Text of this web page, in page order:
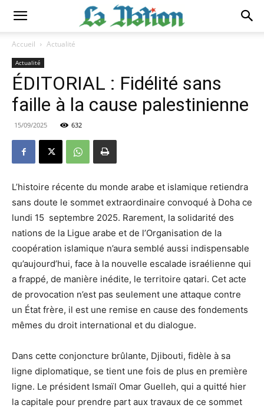
Accueil Actualité
Actualité
ÉDITORIAL : Fidélité sans
faille à la cause palestinienne
15/09/2025 632
L’histoire récente du monde arabe et islamique retiendra
sans doute le sommet extraordinaire convoqué à Doha ce
lundi 15 septembre 2025. Rarement, la solidarité des
nations de la Ligue arabe et de l’Organisation de la
coopération islamique n’aura semblé aussi indispensable
qu’aujourd’hui, face à la nouvelle escalade israélienne qui
a frappé, de manière inédite, le territoire qatari. Cet acte
de provocation n’est pas seulement une attaque contre
un État frère, il est une remise en cause des fondements
mêmes du droit international et du dialogue.
Dans cette conjoncture brûlante, Djibouti, fidèle à sa
ligne diplomatique, se tient une fois de plus en première
ligne. Le président Ismaïl Omar Guelleh, qui a quitté hier
la capitale pour prendre part aux travaux de ce sommet